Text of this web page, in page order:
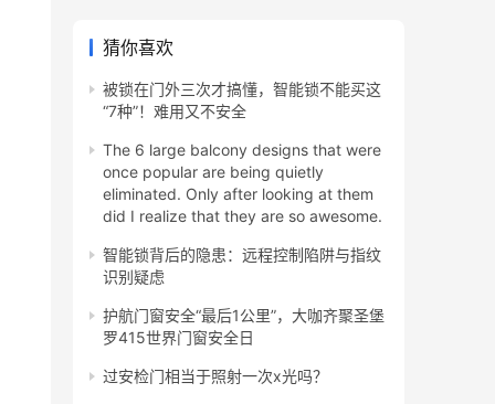
猜你喜欢
被锁在门外三次才搞懂，智能锁不能买这
“7种”！难用又不安全
The 6 large balcony designs that were
once popular are being quietly
eliminated. Only after looking at them
did I realize that they are so awesome.
智能锁背后的隐患：远程控制陷阱与指纹
识别疑虑
护航门窗安全“最后1公里”，大咖齐聚圣堡
罗415世界门窗安全日
过安检门相当于照射一次x光吗？